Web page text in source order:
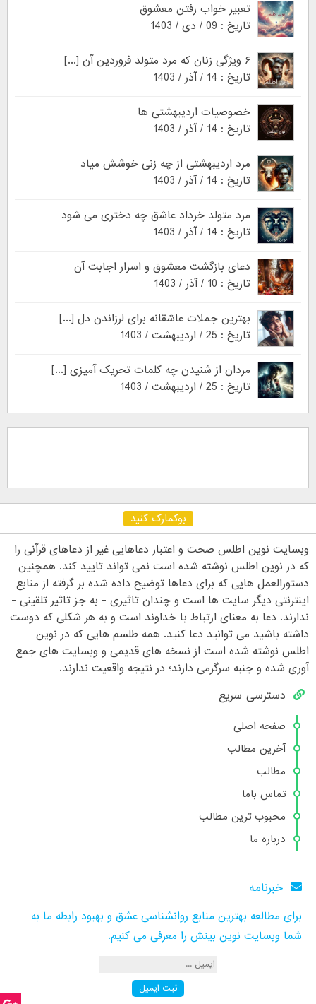
تعبیر خواب رفتن معشوق
تاریخ : 09 / دی / 1403
۶ ویژگی زنان که مرد متولد فروردین آن [...]
تاریخ : 14 / آذر / 1403
خصوصیات اردیبهشتی ها
تاریخ : 14 / آذر / 1403
مرد اردیبهشتی از چه زنی خوشش میاد
تاریخ : 14 / آذر / 1403
مرد متولد خرداد عاشق چه دختری می شود
تاریخ : 14 / آذر / 1403
دعای بازگشت معشوق و اسرار اجابت آن
تاریخ : 10 / آذر / 1403
بهترین جملات عاشقانه برای لرزاندن دل [...]
تاریخ : 25 / اردیبهشت / 1403
مردان از شنیدن چه کلمات تحریک آمیزی [...]
تاریخ : 25 / اردیبهشت / 1403
بوکمارک کنید
وبسایت نوین اطلس صحت و اعتبار دعاهایی غیر از دعاهای قرآنی را
که در نوین اطلس نوشته شده است نمی تواند تایید کند. همچنین
دستورالعمل هایی که برای دعاها توضیح داده شده بر گرفته از منابع
اینترنتی دیگر سایت ها است و چندان تاثیری - به جز تاثیر تلقینی -
ندارند. دعا به معنای ارتباط با خداوند است و به هر شکلی که دوست
داشته باشید می توانید دعا کنید. همه طلسم هایی که در نوین
اطلس نوشته شده است از نسخه های قدیمی و وبسایت های جمع
آوری شده و جنبه سرگرمی دارند؛ در نتیجه واقعیت ندارند.
دسترسی سریع
صفحه اصلی
آخرین مطالب
مطالب
تماس باما
محبوب ترین مطالب
درباره ما
خبرنامه
برای مطالعه بهترین منابع روانشناسی عشق و بهبود رابطه ما به
شما وبسایت نوین بینش را معرفی می کنیم.